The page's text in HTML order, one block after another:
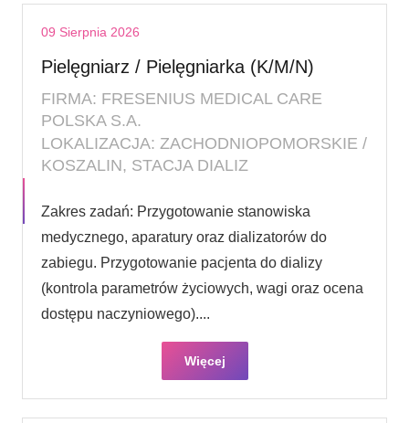
09 Sierpnia 2026
Pielęgniarz / Pielęgniarka (K/M/N)
FIRMA: FRESENIUS MEDICAL CARE
POLSKA S.A.
LOKALIZACJA: ZACHODNIOPOMORSKIE /
KOSZALIN, STACJA DIALIZ
Zakres zadań: Przygotowanie stanowiska
medycznego, aparatury oraz dializatorów do
zabiegu. Przygotowanie pacjenta do dializy
(kontrola parametrów życiowych, wagi oraz ocena
dostępu naczyniowego)....
Więcej